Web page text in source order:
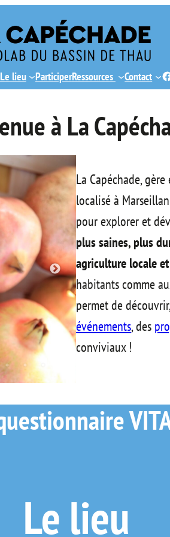
Le lieu ParticiperRessources Contact
à La
La Capéchade,
localisé à
pour explorer et
plus saines, plus
agriculture locale
habitants comme
permet de
événements, des
conviviaux !
Le lieu